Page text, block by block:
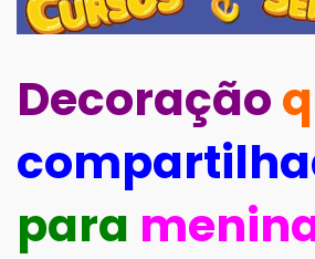
Decoração
para